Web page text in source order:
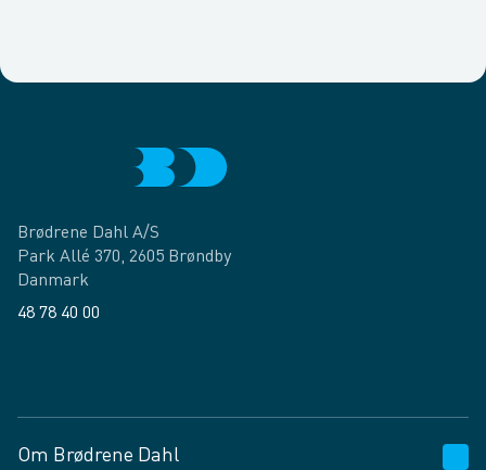
Brødrene Dahl A/S
Park Allé 370, 2605 Brøndby
Danmark
48 78 40 00
Om Brødrene Dahl